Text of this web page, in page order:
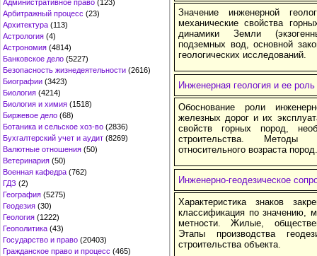
Административное право (123)
Арбитражный процесс (23)
Архитектура (113)
Астрология (4)
Астрономия (4814)
Банковское дело (5227)
Безопасность жизнедеятельности (2616)
Биографии (3423)
Биология (4214)
Биология и химия (1518)
Биржевое дело (68)
Ботаника и сельское хоз-во (2836)
Бухгалтерский учет и аудит (8269)
Валютные отношения (50)
Ветеринария (50)
Военная кафедра (762)
ГДЗ (2)
География (5275)
Геодезия (30)
Геология (1222)
Геополитика (43)
Государство и право (20403)
Гражданское право и процесс (465)
Значение инженерной
механические свойства
динамики Земли
подземных вод, основной
геологических исследований.
Инженерная геология и ее
Обоснование роли
железных дорог и их
свойств горных пород,
строительства. Методы
относительного возраста пород.
Инженерно-геодезическое
Характеристика знаков
классификация по значению,
метности. Жилые,
Этапы производства
строительства объекта.